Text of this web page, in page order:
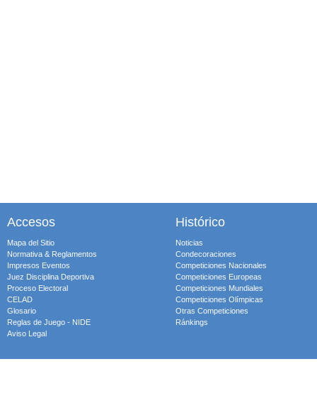
Accesos
Mapa del Sitio
Normativa & Reglamentos
Impresos Eventos
Juez Disciplina Deportiva
Proceso Electoral
CELAD
Glosario
Reglas de Juego - NIDE
Aviso Legal
Histórico
Noticias
Condecoraciones
Competiciones Nacionales
Competiciones Europeas
Competiciones Mundiales
Competiciones Olímpicas
Otras Competiciones
Ránkings